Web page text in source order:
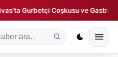
Gurbetçi Coşkusu ve Gastronomi